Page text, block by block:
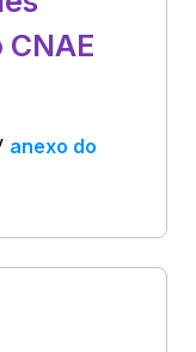
anexo do